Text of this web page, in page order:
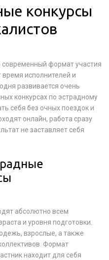
конкурсы
формат участия
время исполнителей и
развивается очень
конкурсах по эстрадному
себя без очных поездок и
онлайн, работа сразу
не заставляет себя
абсолютно всем
и уровня подготовки.
взрослые, а также
Формат
находит для себя